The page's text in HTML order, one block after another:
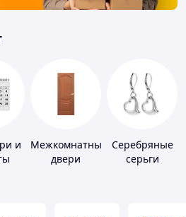
и
Межкомнатные
двери
Серебряные
серьги